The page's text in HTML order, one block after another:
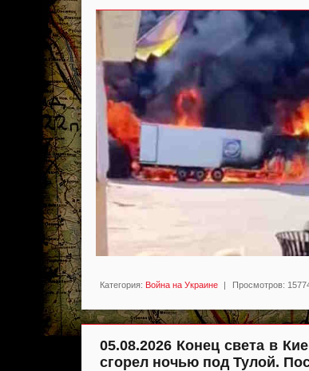
Категория: Война на Украине | Просмотров:
05.08.2026 Конец света в
сгорел ночью под Тулой.